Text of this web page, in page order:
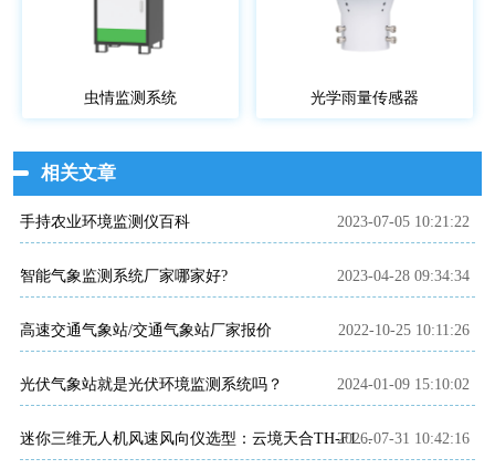
虫情监测系统 光学雨量传感器
相关文章
手持农业环境监测仪百科 2023-07-05 10:21:22
智能气象监测系统厂家哪家好? 2023-04-28 09:34:34
高速交通气象站/交通气象站厂家报价 2022-10-25 10:11:26
光伏气象站就是光伏环境监测系统吗？ 2024-01-09 15:10:02
迷你三维无人机风速风向仪选型：云境天合TH-F1H助力空中风场监测
2026-07-31 10:42:16